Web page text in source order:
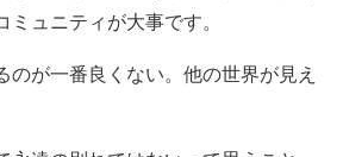
ミュニティが大事です。
のが一番良くない。他の世界が見え